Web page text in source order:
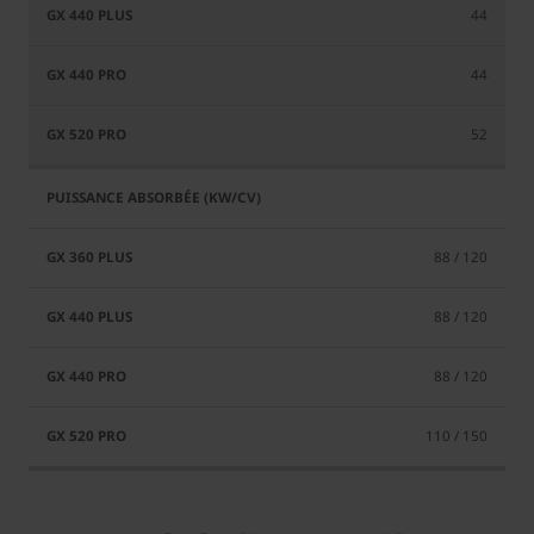
44
44
52
88 / 120
88 / 120
88 / 120
110 / 150